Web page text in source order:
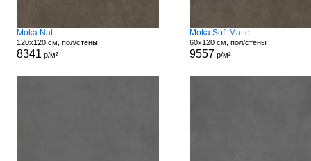
Moka Nat
120x120 см, пол/стены
8341 р/м²
Moka Soft Matte
60x120 см, пол/стены
9557 р/м²